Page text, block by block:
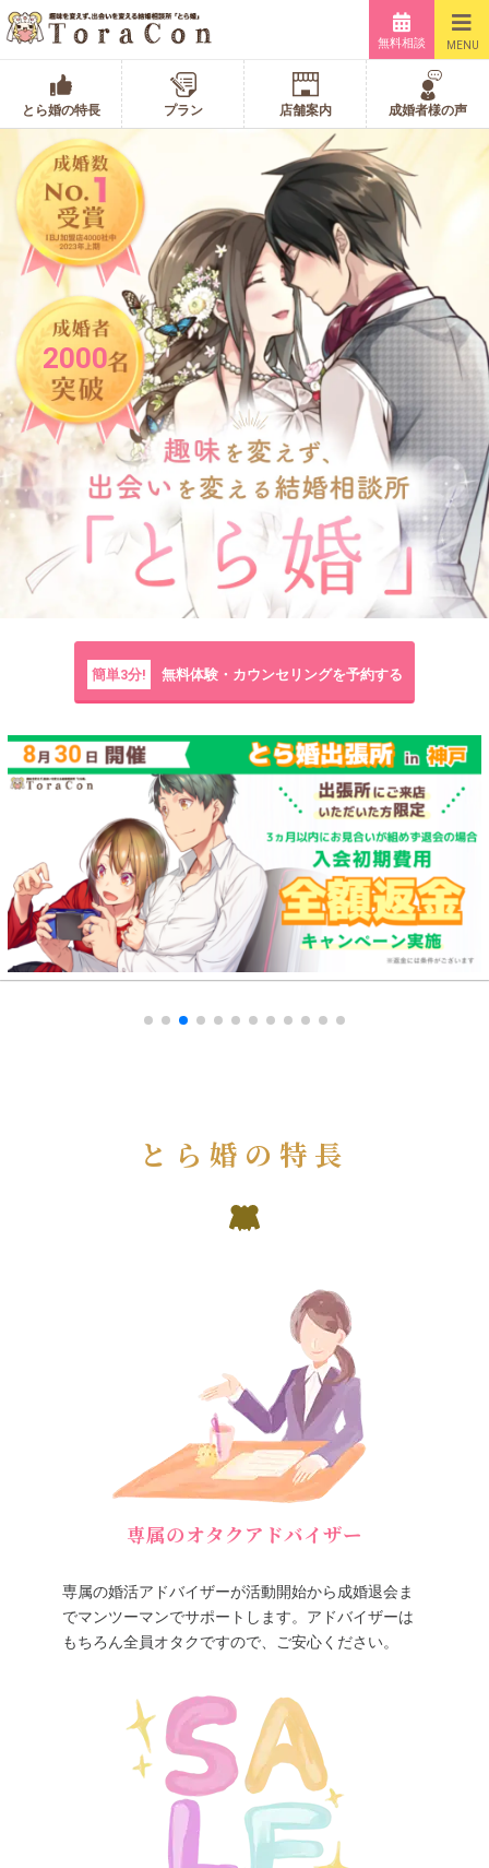
無料相談 MENU
とら婚の特長 プラン 店舗案内 成婚者様の声
2000
簡単3分! 無料体験・カウンセリングを予約する
とら婚の特長
専属のオタクアドバイザー
専属の婚活アドバイザーが活動開始から成婚退会ま
でマンツーマンでサポートします。アドバイザーは
もちろん全員オタクですので、ご安心ください。